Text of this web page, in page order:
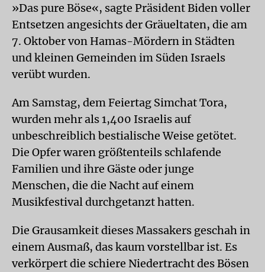
»Das pure Böse«, sagte Präsident Biden voller
Entsetzen angesichts der Gräueltaten, die am
7. Oktober von Hamas-Mördern in Städten
und kleinen Gemeinden im Süden Israels
verübt wurden.
Am Samstag, dem Feiertag Simchat Tora,
wurden mehr als 1,400 Israelis auf
unbeschreiblich bestialische Weise getötet.
Die Opfer waren größtenteils schlafende
Familien und ihre Gäste oder junge
Menschen, die die Nacht auf einem
Musikfestival durchgetanzt hatten.
Die Grausamkeit dieses Massakers geschah in
einem Ausmaß, das kaum vorstellbar ist. Es
verkörpert die schiere Niedertracht des Bösen